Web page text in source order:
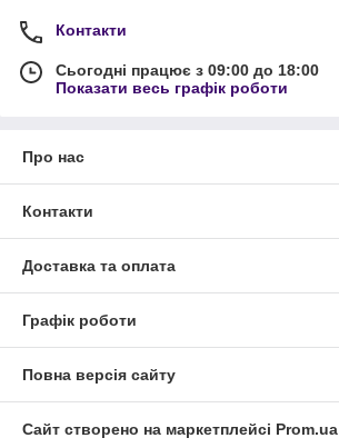
Контакти
Сьогодні працює з 09:00 до 18:00
Показати весь графік роботи
Про нас
Контакти
Доставка та оплата
Графік роботи
Повна версія сайту
Сайт створено на маркетплейсі Prom.ua